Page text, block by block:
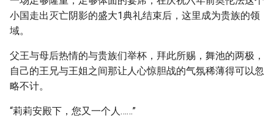
小国走出灭亡阴影的盛大1典礼结束后，这里成为贵族的领
域。
父王与母后热情的与贵族们举杯，拜此所赐，舞池的两极，
自己的王兄与王姐之间那让人心惊胆战的气氛稀薄得可以忽
略不计。
“莉莉安殿下，您又一个人……”